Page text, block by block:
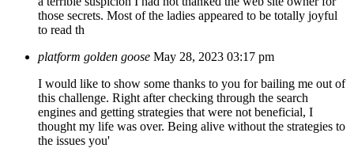
those secrets. Most of the ladies appeared to be totally joyful
to read th
platform golden goose May 28, 2023 03:17 pm
I would like to show some thanks to you for bailing me out of
this challenge. Right after checking through the search
engines and getting strategies that were not beneficial, I
thought my life was over. Being alive without the strategies to
the issues you'